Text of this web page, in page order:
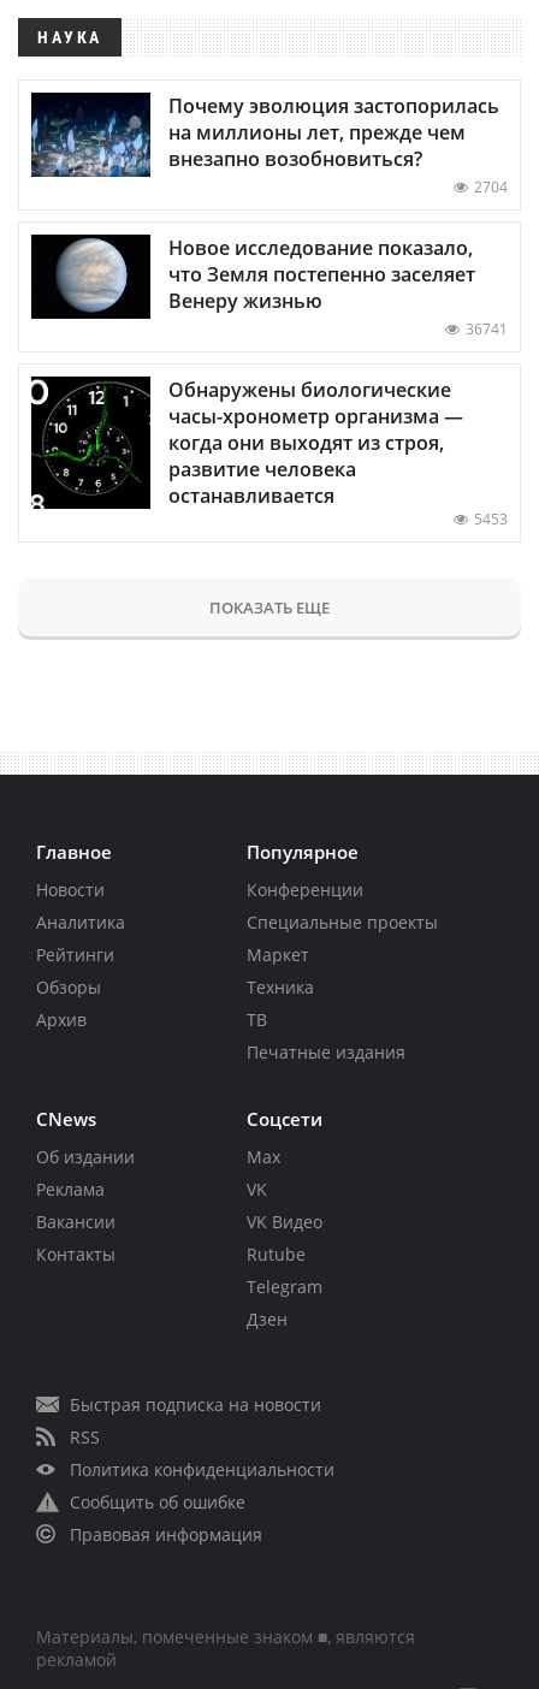
НАУКА
Почему эволюция застопорилась
на миллионы лет, прежде чем
внезапно возобновиться?
2704
Новое исследование показало,
что Земля постепенно заселяет
Венеру жизнью
36741
Обнаружены биологические
часы-хронометр организма —
когда они выходят из строя,
развитие человека
останавливается
5453
ПОКАЗАТЬ ЕЩЕ
Главное
Новости
Аналитика
Рейтинги
Обзоры
Архив
Популярное
Конференции
Специальные проекты
Маркет
Техника
ТВ
Печатные издания
CNews
Об издании
Реклама
Вакансии
Контакты
Соцсети
Max
VK
VK Видео
Rutube
Telegram
Дзен
Быстрая подписка на новости
RSS
Политика конфиденциальности
Сообщить об ошибке
Правовая информация
Материалы, помеченные знаком ■, являются
рекламой